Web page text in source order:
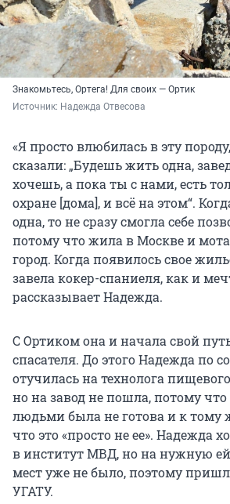
Знакомьтесь, Ортега! Для своих — Ортик
Источник: Надежда Отвесова
«Я просто влюбилась в эту
сказали: „Будешь жить одна,
хочешь, а пока ты с нами, есть
охране [дома], и всё на этом“.
одна, то не сразу смогла себе
потому что жила в Москве и
город. Когда появилось свое
завела кокер-спаниеля, как и
рассказывает Надежда.
С Ортиком она и начала свой
спасателя. До этого Надежда по
отучилась на технолога
но на завод не пошла, потому
людьми была не готова и к тому
что это «просто не ее». Надежда
в институт МВД, но на нужную
мест уже не было, поэтому
УГАТУ.